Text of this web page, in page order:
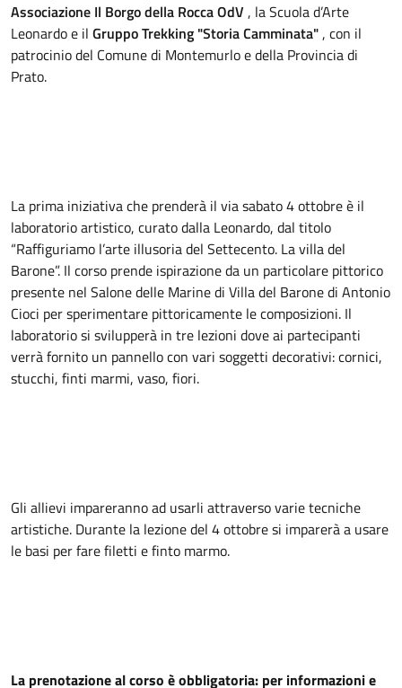
Associazione Il Borgo della Rocca OdV , la Scuola d’Arte
Leonardo e il Gruppo Trekking "Storia Camminata" , con il
patrocinio del Comune di Montemurlo e della Provincia di
Prato.
La prima iniziativa che prenderà il via sabato 4 ottobre è il
laboratorio artistico, curato dalla Leonardo, dal titolo
“Raffiguriamo l’arte illusoria del Settecento. La villa del
Barone”. Il corso prende ispirazione da un particolare pittorico
presente nel Salone delle Marine di Villa del Barone di Antonio
Cioci per sperimentare pittoricamente le composizioni. Il
laboratorio si svilupperà in tre lezioni dove ai partecipanti
verrà fornito un pannello con vari soggetti decorativi: cornici,
stucchi, finti marmi, vaso, fiori.
Gli allievi impareranno ad usarli attraverso varie tecniche
artistiche. Durante la lezione del 4 ottobre si imparerà a usare
le basi per fare filetti e finto marmo.
La prenotazione al corso è obbligatoria: per informazioni e